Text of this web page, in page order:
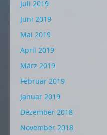
Juli 2019
Juni 2019
Mai 2019
April 2019
März 2019
Februar 2019
Januar 2019
Dezember 2018
November 2018